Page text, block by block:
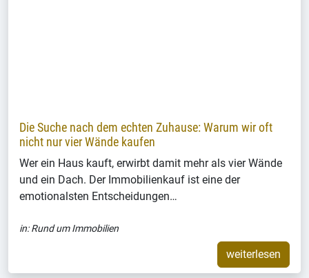
Die Suche nach dem echten Zuhause: Warum wir oft
nicht nur vier Wände kaufen
Wer ein Haus kauft, erwirbt damit mehr als vier Wände
und ein Dach. Der Immobilienkauf ist eine der
emotionalsten Entscheidungen…
in:Rund um Immobilien
weiterlesen